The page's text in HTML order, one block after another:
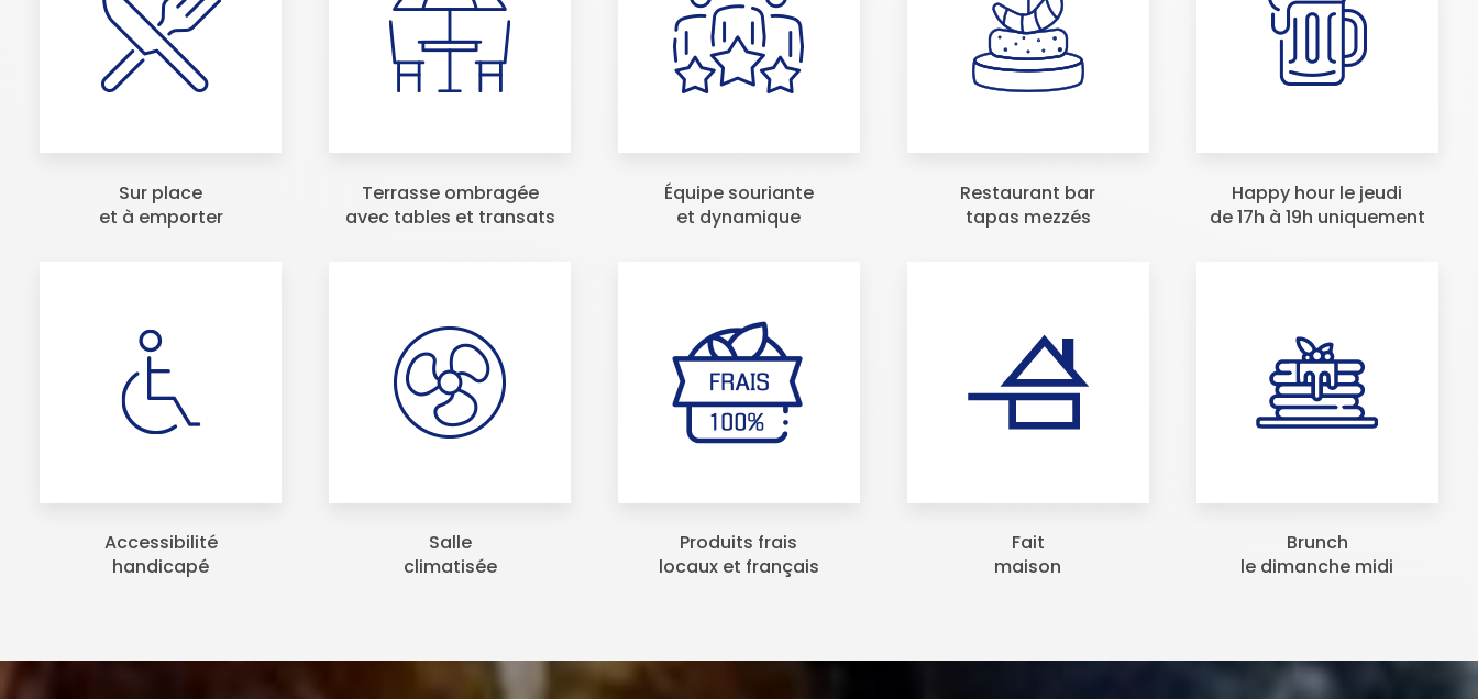
Sur place
et à emporter
Terrasse ombragée
avec tables et transats
Équipe souriante
et dynamique
Restaurant bar
tapas mezzés
Happy hour le jeudi
de 17h à 19h uniquement
Accessibilité
handicapé
Salle
climatisée
Produits frais
locaux et français
Fait
maison
Brunch
le dimanche midi